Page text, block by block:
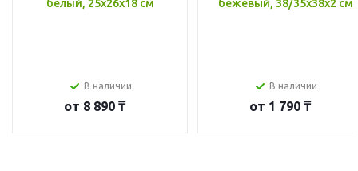
белый, 25x26x18 см
В наличии
от 8 890 ₸
бежевый, 38/35x38x2 см
В наличии
от 1 790 ₸